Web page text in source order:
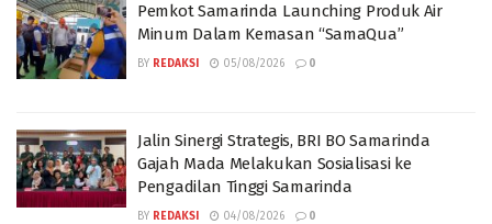
Pemkot Samarinda Launching Produk Air
Minum Dalam Kemasan “SamaQua”
BY REDAKSI 05/08/2026 0
Jalin Sinergi Strategis, BRI BO Samarinda
Gajah Mada Melakukan Sosialisasi ke
Pengadilan Tinggi Samarinda
BY REDAKSI 04/08/2026 0